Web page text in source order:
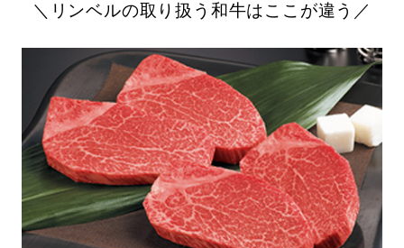
＼リンベルの取り扱う和牛はここが違う／